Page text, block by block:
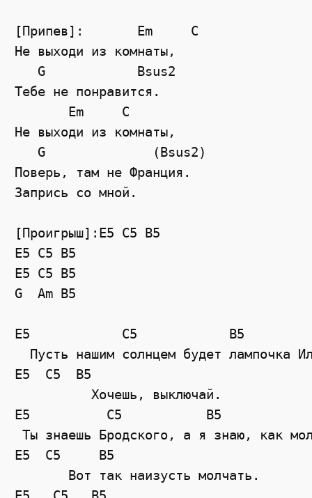
[Припев]:       Em     C
Не выходи из комнаты,
G
Bsus2
Тебе не понравится.
Em
C
Не выходи из комнаты,
   G              (Bsus2)
Поверь, там не Франция.
Запрись со мной.
[Проигрыш]:E5 C5 B5
E5 C5 B5
E5 C5 B5
G
Am B5
E5 C5
B5
Пусть нашим солнцем будет лампочка
E5
C5
B5
          Хочешь, выключай.
E5
C5
B5
Ты знаешь Бродского, а я знаю, как
E5
C5
B5
       Вот так наизусть молчать.